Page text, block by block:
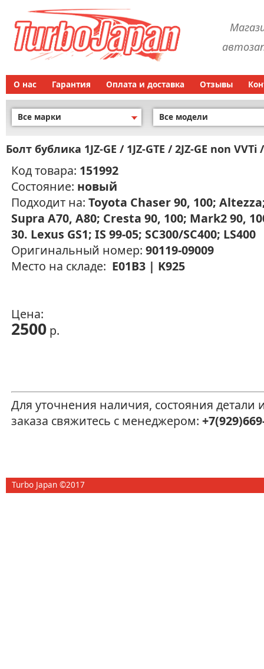
О нас Гарантия Оплата и доставка Отзывы
Все марки Все модели
Болт бублика 1JZ-GE / 1JZ-GTE / 2JZ-GE non
Код товара: 151992
Состояние: новый
Подходит на: Toyota Chaser 90, 100;
Supra A70, A80; Cresta 90, 100; Mark2 90,
30. Lexus GS1; IS 99-05; SC300/SC400; LS400
Оригинальный номер: 90119-09009
Место на складе: E01B3 | K925
Цена:
2500 р.
Для уточнения наличия, состояния
заказа свяжитесь с менеджером:
Turbo Japan ©2017